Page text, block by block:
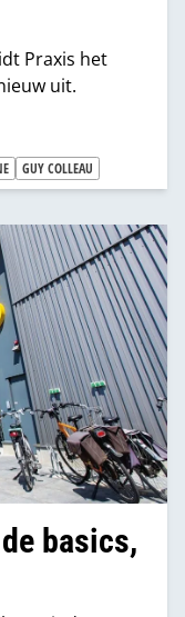
Praxis het
uit.
GUY COLLEAU
basics,